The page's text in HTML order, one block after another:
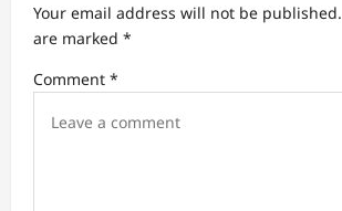
a
t
i
Your email address will not be published.
are marked *
Comment *